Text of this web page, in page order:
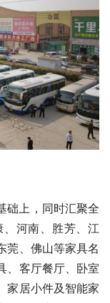
础上，同时汇聚全
河南、胜芳、江
莞、佛山等家具名
、客厅餐厅、卧室
家居小件及智能家